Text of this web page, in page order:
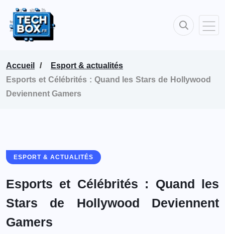
Accueil
Esport & actualités
Esports et Célébrités : Quand les Stars de Hollywood
Deviennent Gamers
ESPORT & ACTUALITÉS
Esports et Célébrités : Quand les
Stars de Hollywood Deviennent
Gamers